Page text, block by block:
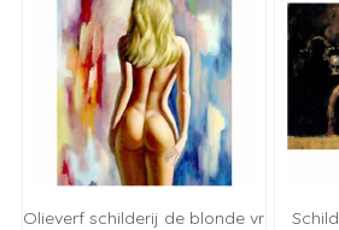
Olieverf schilderij de blonde vrouw